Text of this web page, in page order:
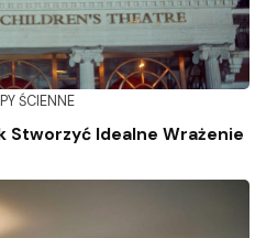
ŚCIENNE
Stworzyć Idealne Wrażenie